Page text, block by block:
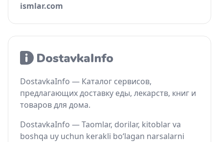
ismlar.com
DostavkaInfo — Каталог сервисов,
предлагающих доставку еды, лекарств, книг и
товаров для дома.
DostavkaInfo — Taomlar, dorilar, kitoblar va
boshqa uy uchun kerakli bo‘lagan narsalarni